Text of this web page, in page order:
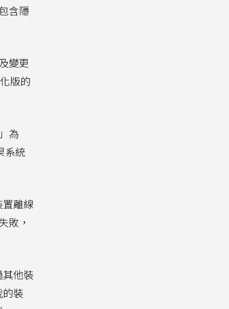
含隱
變更
版的
為
系統
離線
敗，
他裝
裝